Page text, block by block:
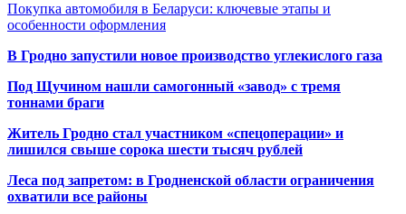
Покупка автомобиля в Беларуси: ключевые этапы и
особенности оформления
В Гродно запустили новое производство углекислого газа
Под Щучином нашли самогонный «завод» с тремя
тоннами браги
Житель Гродно стал участником «спецоперации» и
лишился свыше сорока шести тысяч рублей
Леса под запретом: в Гродненской области ограничения
охватили все районы